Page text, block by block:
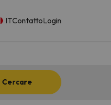
ITContattoLogin
Cercare